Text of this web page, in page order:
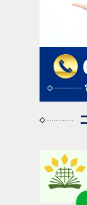
2023年09
すく解説
2023年03
お知らせ
解雇の全
する記事